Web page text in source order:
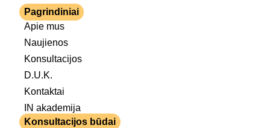
Pagrindiniai
Apie mus
Naujienos
Konsultacijos
D.U.K.
Kontaktai
IN akademija
Konsultacijos būdai